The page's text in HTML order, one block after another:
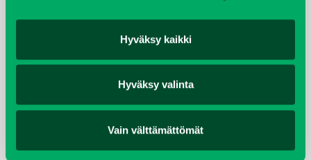
Hyväksy kaikki
Hyväksy valinta
Vain välttämättömät
tammikuu 2018
joulukuu 2017